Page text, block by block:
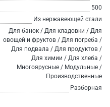
500
Из нержавеющей стали
Для банок / Для кладовки / Для
овощей и фруктов / Для погреба /
Для подвала / Для продуктов /
Для химии / Для хлеба /
Многоярусные / Модульные /
Производственные
Разборная